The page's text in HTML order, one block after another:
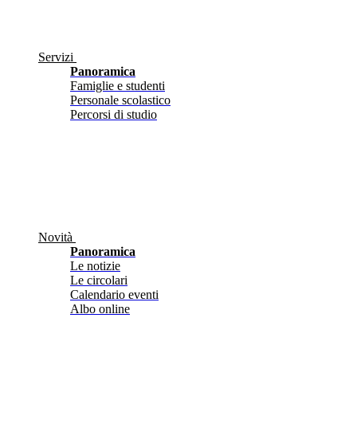
Servizi
Panoramica
Famiglie e studenti
Personale scolastico
Percorsi di studio
Novità
Panoramica
Le notizie
Le circolari
Calendario eventi
Albo online